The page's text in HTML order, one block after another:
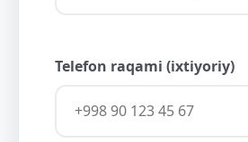
Telefon raqami (ixtiyoriy)